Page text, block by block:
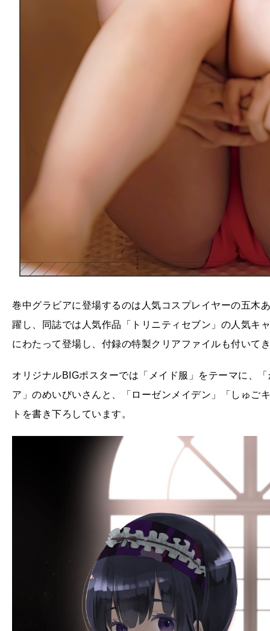
巻中グラビアに登場するのは人気コスプレイヤーの五木
躍し、同誌では人気作品「トリニティセブン」の人気キ
にわたって登場し、付録の特製クリアファイルも付いて
オリジナルBIGポスターでは「メイド服」をテーマに、
ア」のめいびいさんと、「ローゼンメイデン」「しゅご
トを書き下ろしています。